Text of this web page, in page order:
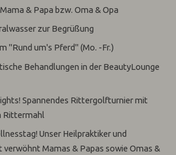
& Papa bzw. Oma & Opa
zur Begrüßung
"Rund um's Pferd" (Mo. -Fr.)
Behandlungen in der BeautyLounge
Spannendes Rittergolfturnier mit
Rittermahl
Unser Heilpraktiker und
Mamas & Papas sowie Omas &